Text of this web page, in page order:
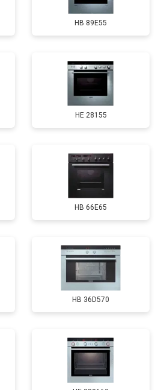
HB 89E55
HE 28155
HB 66E65
HB 36D570